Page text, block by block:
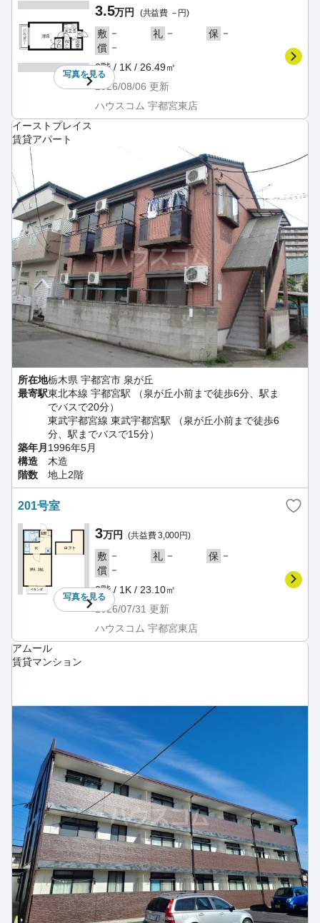
写真を見る
3.5万円 (共益費 －円)
敷 － 礼 － 保 －
償 －
3階 / 1K / 26.49㎡
2026/08/06 更新
ハウスコム 宇都宮東店
イーストプレイス
賃貸アパート
所在地栃木県 宇都宮市 泉が丘
最寄駅東北本線 宇都宮駅 （泉が丘小前まで徒歩6分、駅ま
でバスで20分）
東武宇都宮線 東武宇都宮駅 （泉が丘小前まで徒歩6
分、駅までバスで15分）
築年月 1996年5月
構造
木造
階数
地上2階
201号室
写真を見る
3万円 (共益費 3,000円)
敷 － 礼 － 保 －
償 －
2階 / 1K / 23.10㎡
2026/07/31 更新
ハウスコム 宇都宮東店
アムール
賃貸マンション